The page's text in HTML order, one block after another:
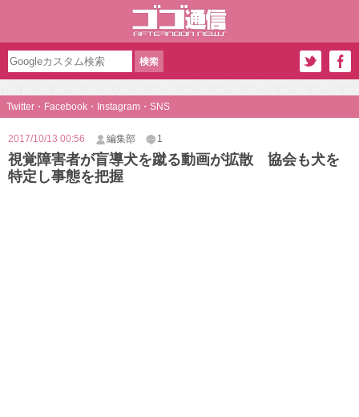
Twitter・Facebook・Instagram・SNS
2017/10/13 00:56 編集部 1
視覚障害者が盲導犬を蹴る動画が拡散 協会も犬を
特定し事態を把握